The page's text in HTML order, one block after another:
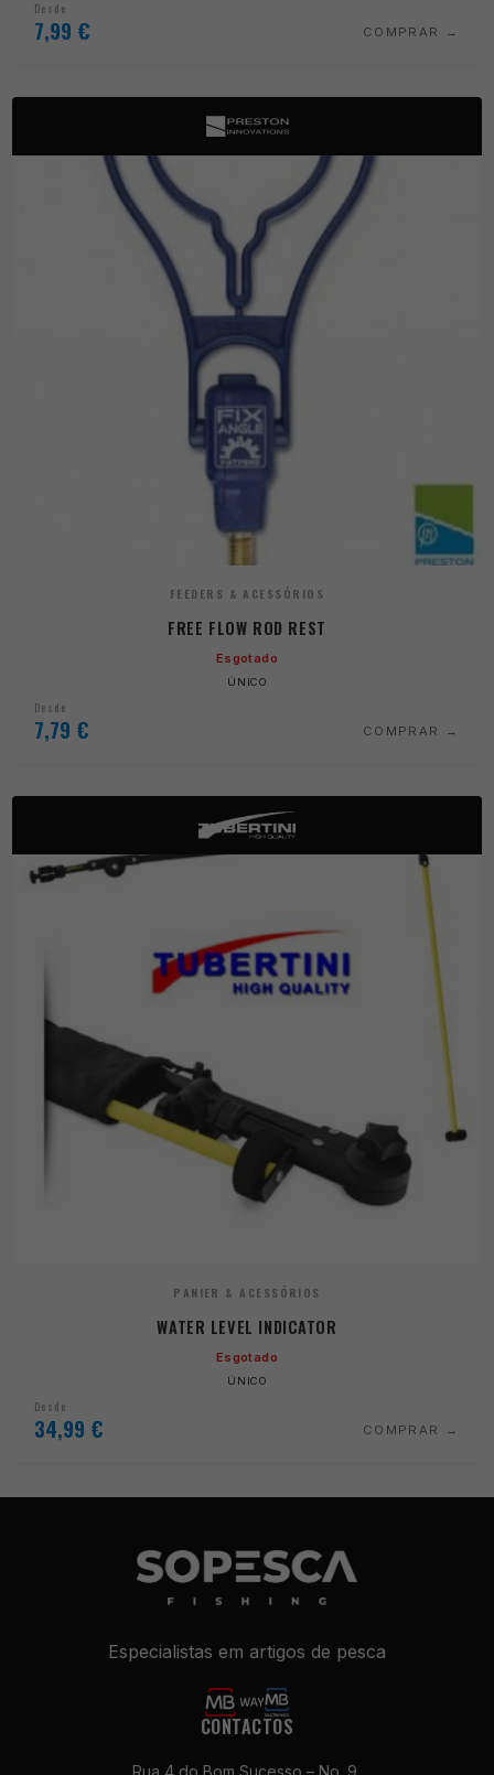
Desde
7,99 € COMPRAR
FEEDERS & ACESSÓRIOS
FREE FLOW ROD REST
Esgotado
ÚNICO
Desde
7,79 € COMPRAR
PANIER & ACESSÓRIOS
WATER LEVEL INDICATOR
Esgotado
ÚNICO
Desde
34,99 € COMPRAR
Especialistas em artigos de pesca
CONTACTOS
Rua 4 do Bom Sucesso – No. 9,
Necessários
Estes cookies
não são
opcionais. São